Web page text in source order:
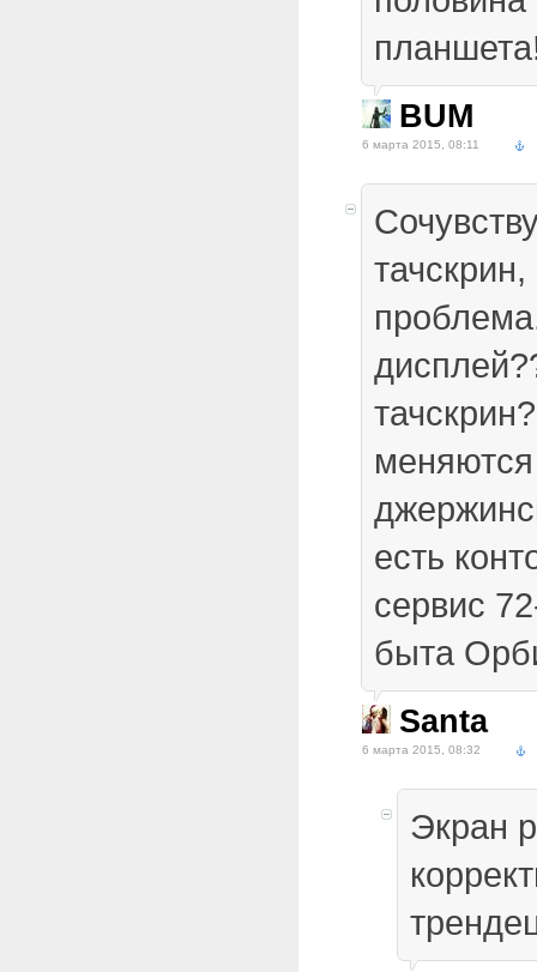
BUM
6 марта 2015, 08:11
есть
сервис
быта
Santa
6 марта 2015, 08:32
Экран